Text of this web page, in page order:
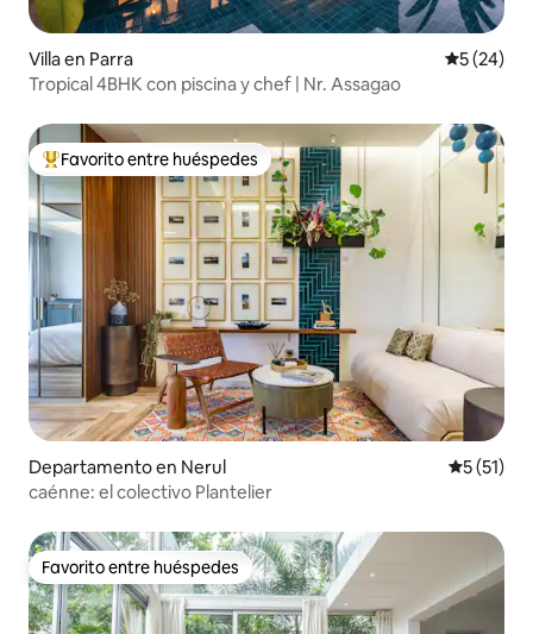
Villa en Parra
5 (24)
Tropical 4BHK con piscina y chef | Nr. Assagao
De los mejores en Favorito entre huéspedes
Favorito entre huéspedes
Departamento en Nerul
5 (51)
caénne: el colectivo Plantelier
Favorito entre huéspedes
Favorito entre huéspedes